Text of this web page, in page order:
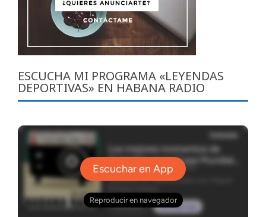
ESCUCHA MI PROGRAMA «LEYENDAS
DEPORTIVAS» EN HABANA RADIO